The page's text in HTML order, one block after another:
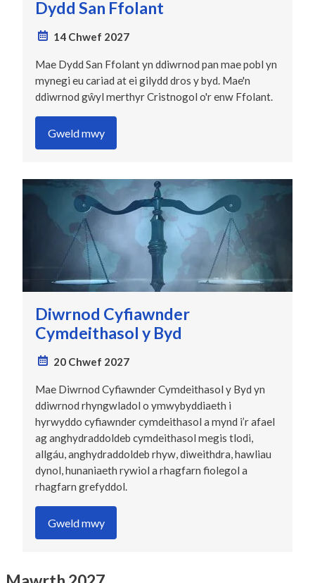
Dydd San Ffolant
14 Chwef 2027
Mae Dydd San Ffolant yn ddiwrnod pan mae pobl yn
mynegi eu cariad at ei gilydd dros y byd. Mae'n
ddiwrnod gŵyl merthyr Cristnogol o'r enw Ffolant.
Gweld mwy
Diwrnod Cyfiawnder
Cymdeithasol y Byd
20 Chwef 2027
Mae Diwrnod Cyfiawnder Cymdeithasol y Byd yn
ddiwrnod rhyngwladol o ymwybyddiaeth i
hyrwyddo cyfiawnder cymdeithasol a mynd i’r afael
ag anghydraddoldeb cymdeithasol megis tlodi,
allgáu, anghydraddoldeb rhyw, diweithdra, hawliau
dynol, hunaniaeth rywiol a rhagfarn fiolegol a
rhagfarn grefyddol.
Gweld mwy